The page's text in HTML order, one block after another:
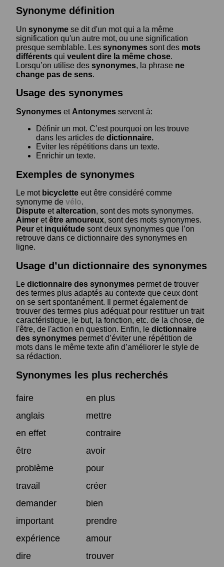
Synonyme définition
Un synonyme se dit d'un mot qui a la même
signification qu'un autre mot, ou une signification
presque semblable. Les synonymes sont des mots
différents qui veulent dire la même chose.
Lorsqu’on utilise des synonymes, la phrase ne
change pas de sens.
Usage des synonymes
Synonymes et Antonymes servent à:
Définir un mot. C’est pourquoi on les trouve
dans les articles de dictionnaire.
Eviter les répétitions dans un texte.
Enrichir un texte.
Exemples de synonymes
Le mot bicyclette eut être considéré comme
synonyme de vélo.
Dispute etaltercation, sont des mots synonymes.
Aimer etêtre amoureux, sont des mots synonymes.
Peur et inquiétude sont deux synonymes que l’on
retrouve dans ce dictionnaire des synonymes en
ligne.
Usage d’un dictionnaire des synonymes
Le dictionnaire des synonymes permet de trouver
des termes plus adaptés au contexte que ceux dont
on se sert spontanément. Il permet également de
trouver des termes plus adéquat pour restituer un trait
caractéristique, le but, la fonction, etc. de la chose, de
l'être, de l'action en question. Enfin, le dictionnaire
des synonymes permet d’éviter une répétition de
mots dans le même texte afin d’améliorer le style de
sa rédaction.
Synonymes les plus recherchés
faire
en plus
anglais
mettre
en effet
contraire
être
avoir
problème
pour
travail
créer
demander
bien
important
prendre
expérience
amour
dire
trouver